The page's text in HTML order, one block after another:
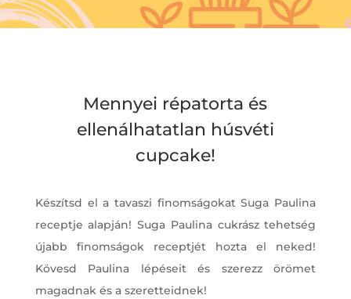
Mennyei répatorta és
ellenálhatatlan húsvéti
cupcake!
Készítsd el a tavaszi finomságokat Suga Paulina
receptje alapján! Suga Paulina cukrász tehetség
újabb finomságok receptjét hozta el neked!
Kövesd Paulina lépéseit és szerezz örömet
magadnak és a szeretteidnek!